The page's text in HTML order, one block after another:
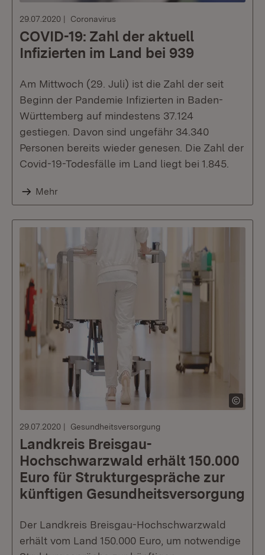
29.07.2020 Coronavirus
COVID-19: Zahl der aktuell
Infizierten im Land bei 939
Am Mittwoch (29. Juli) ist die Zahl der seit
Beginn der Pandemie Infizierten in Baden-
Württemberg auf mindestens 37.124
gestiegen. Davon sind ungefähr 34.340
Personen bereits wieder genesen. Die Zahl der
Covid-19-Todesfälle im Land liegt bei 1.845.
Mehr
29.07.2020 Gesundheitsversorgung
Landkreis Breisgau-
Hochschwarzwald erhält 150.000
Euro für Struktur­gespräche zur
künftigen Gesundheitsversorgung
Der Landkreis Breisgau-Hochschwarzwald
erhält vom Land 150.000 Euro, um notwendige